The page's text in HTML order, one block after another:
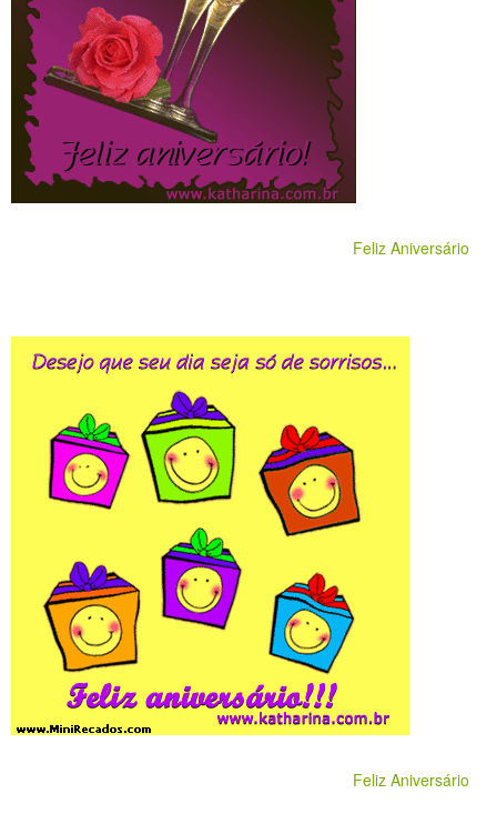
Feliz Aniversário
Feliz Aniversário